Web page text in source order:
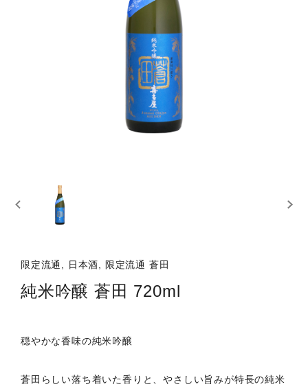
限定流通, 日本酒, 限定流通 蒼田
純米吟醸 蒼田 720ml
穏やかな香味の純米吟醸
蒼田らしい落ち着いた香りと、やさしい旨みが特長の純米